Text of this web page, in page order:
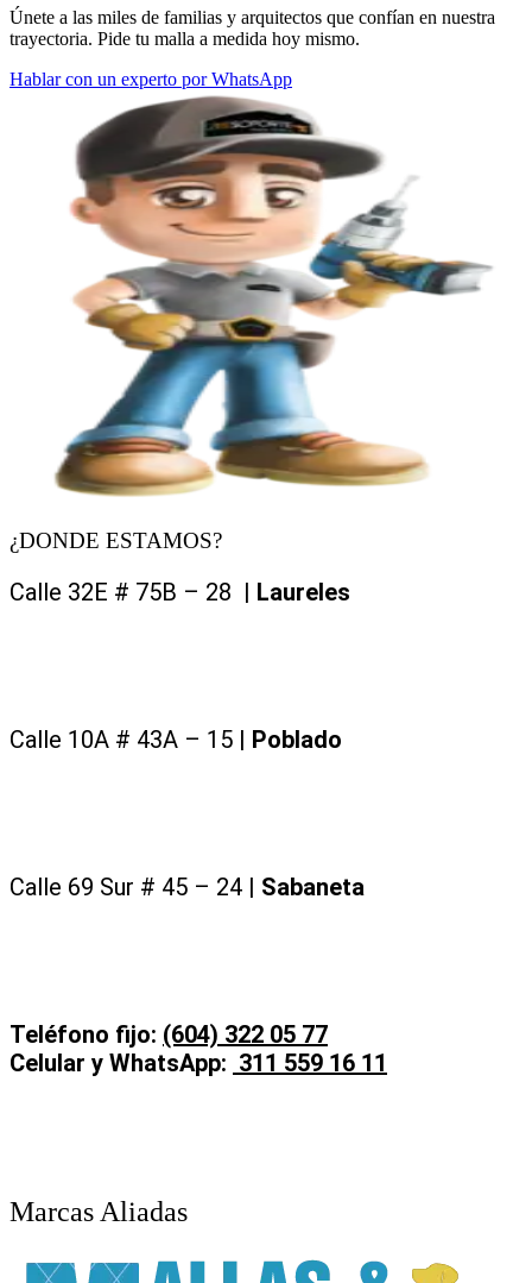
Únete a las miles de familias y arquitectos que confían en nuestra
trayectoria. Pide tu malla a medida hoy mismo.
Hablar con un experto por WhatsApp
¿DONDE ESTAMOS?
Calle 32E # 75B – 28 | Laureles
Calle 10A # 43A – 15 | Poblado
Calle 69 Sur # 45 – 24 | Sabaneta
Teléfono fijo: (604) 322 05 77
Celular y WhatsApp: 311 559 16 11
Marcas Aliadas